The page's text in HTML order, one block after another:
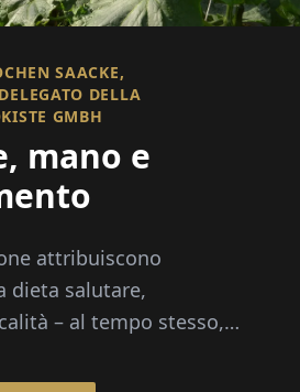
SAACKE,
DELLA
GMBH
mano e
attribuiscono
dieta salutare,
– al tempo stesso,
biologiche...